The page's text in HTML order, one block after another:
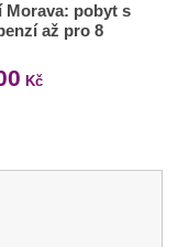
Morava: pobyt s
až pro 8
Kč